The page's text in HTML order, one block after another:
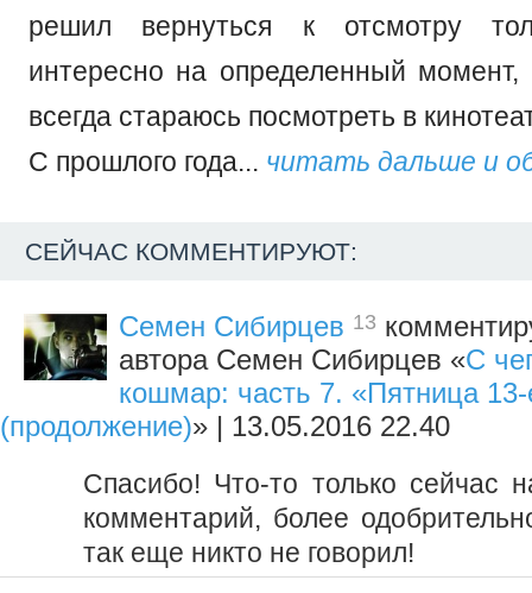
решил вернуться к отсмотру
интересно на определенный
всегда стараюсь посмотреть в
С прошлого года... читать дальше и
СЕЙЧАС КОММЕНТИРУЮТ:
Семен Сибирцев 13
автора Семен Сибирцев «С
кошмар: часть 7. «Пятница
(продолжение)» | 13.05.2016 22.40
Спасибо! Что-то только сейчас
комментарий, более
так еще никто не говорил!